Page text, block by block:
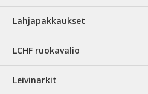
Lahjapakkaukset
LCHF ruokavalio
Leivinarkit